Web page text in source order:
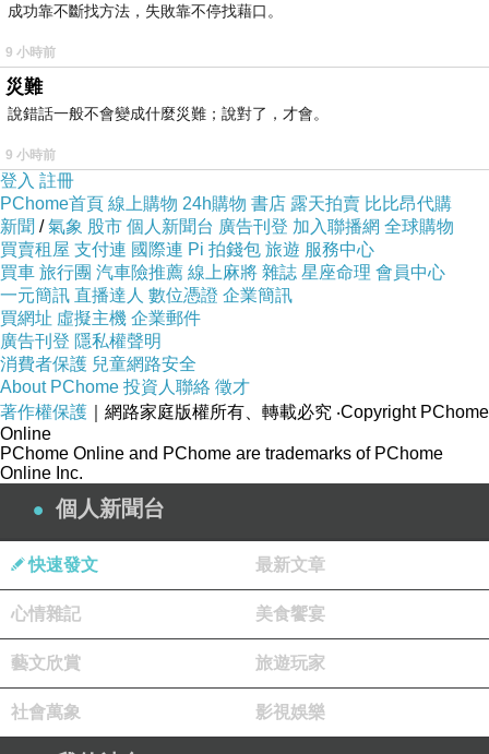
現代人跟以前的純樸心性的人不同了！
簡單來說，現代人難以用自身善意的行動去感念去教化。
而我的想法是...
我在職場上都是這樣做啊。
可能太默默了，讓大家覺得我很閒。
但也有本是漠不關心的同事見我如此，後來也變得積極去
協助他人起來。
但很看人幫忙。
嗯嗯，當然當然....
每個人的有為做法都不同。
哪怕國家快倒，咱們還是得尊重每個人的選擇！（反
諷！）
我多少能理解老友的氣憤。
我想活好啊....
然而好多人都在扯我後腿，把我拉入跟你們一樣的爛泥中
是爬不出來。
老娘我可是很努力的再往上走呢！
然而這樣的很努力也無形之中會把自己的眼給遮蔽起來
了。
成功靠不斷找方法，失敗靠不停找藉口。
9 小時前
災難
說錯話一般不會變成什麼災難；說對了，才會。
9 小時前
登入 註冊
PChome首頁 線上購物 24h購物 書店 露天拍賣 比比昂代購
新聞 /氣象 股市 個人新聞台 廣告刊登 加入聯播網 全球購物
買賣租屋 支付連 國際連 Pi 拍錢包 旅遊 服務中心
買車 旅行團 汽車險推薦 線上麻將 雜誌 星座命理 會員中心
一元簡訊 直播達人 數位憑證 企業簡訊
買網址 虛擬主機 企業郵件
廣告刊登 隱私權聲明
消費者保護 兒童網路安全
About PChome 投資人聯絡 徵才
著作權保護 ｜網路家庭版權所有、轉載必究 ‧Copyright PChome
Online
PChome Online and PChome are trademarks of PChome
Online Inc.
個人新聞台
快速發文 最新文章
心情雜記 美食饗宴
藝文欣賞 旅遊玩家
社會萬象 影視娛樂